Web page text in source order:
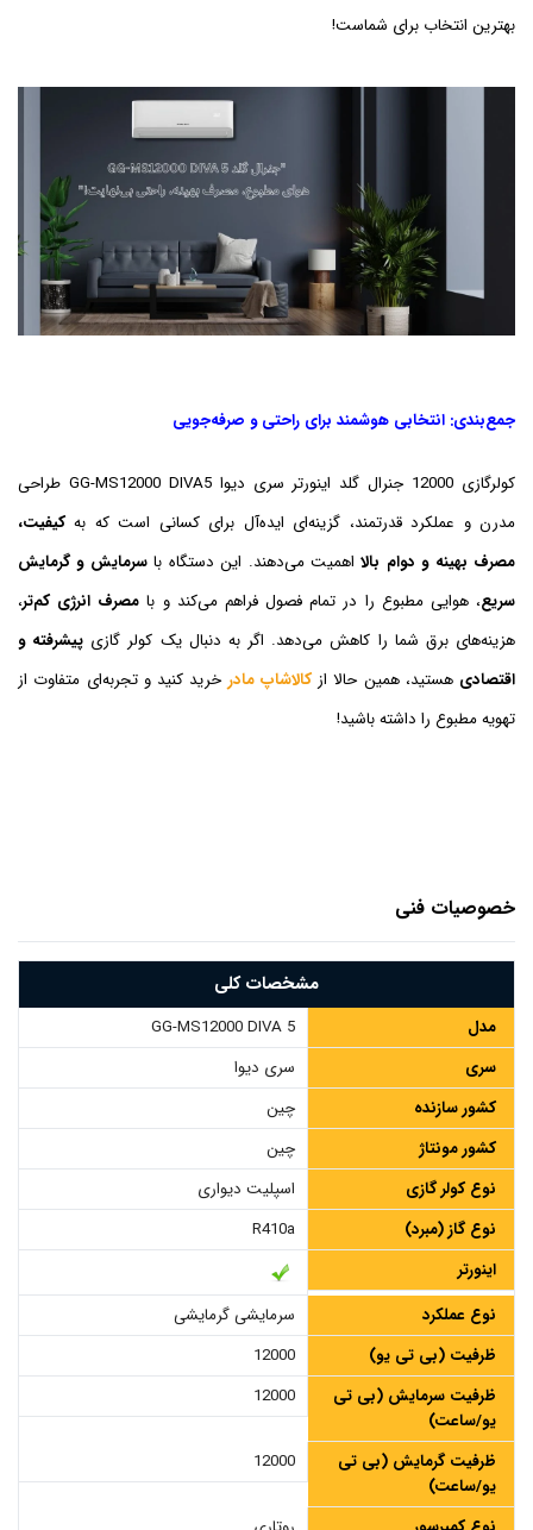
بهترین انتخاب برای شماست!
جمع‌بندی: انتخابی هوشمند برای راحتی و صرفه‌جویی
کولرگازی 12000 جنرال گلد اینورتر سری دیوا GG-MS12000 DIVA5 طراحی
مدرن و عملکرد قدرتمند، گزینه‌ای ایده‌آل برای کسانی است که بهکیفیت،
مصرف بهینه و دوام بالااهمیت می‌دهند. این دستگاه باسرمایش و گرمایش
سریع، هوایی مطبوع را در تمام فصول فراهم می‌کند و با مصرف انرژی کم‌تر،
هزینه‌های برق شما را کاهش می‌دهد. اگر به دنبال یک کولر گازی پیشرفته و
اقتصادی هستید، همین حالا ازکالاشاپ مادر خرید کنید و تجربه‌ای متفاوت از
تهویه مطبوع را داشته باشید!
خصوصیات فنی
مشخصات کلی
مدل
GG-MS12000 DIVA 5
سری
سری دیوا
کشور سازنده
چین
کشور مونتاژ
چین
نوع کولر گازی
اسپلیت دیواری
نوع گاز (مبرد)
R410a
اینورتر
نوع عملکرد
سرمایشی گرمایشی
ظرفیت (بی تی یو)
12000
ظرفیت سرمایش (بی تی
یو/ساعت)
12000
ظرفیت گرمایش (بی تی
یو/ساعت)
12000